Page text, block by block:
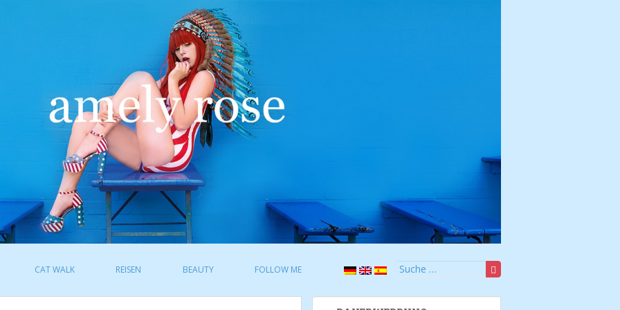
CAT WALK REISEN BEAUTY FOLLOW ME Suche nach: